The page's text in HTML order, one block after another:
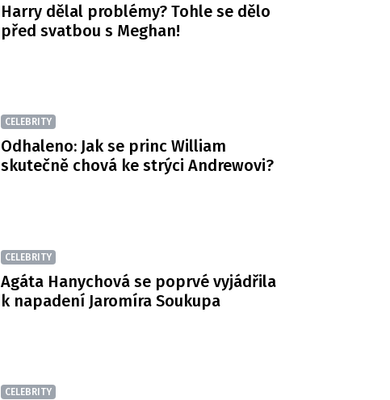
Harry dělal problémy? Tohle se dělo
před svatbou s Meghan!
CELEBRITY
Odhaleno: Jak se princ William
skutečně chová ke strýci Andrewovi?
CELEBRITY
Agáta Hanychová se poprvé vyjádřila
k napadení Jaromíra Soukupa
CELEBRITY